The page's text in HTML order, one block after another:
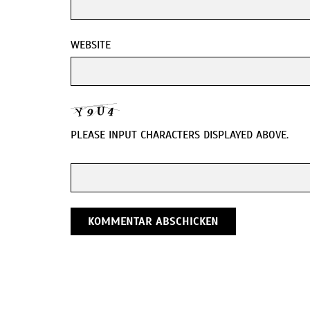
WEBSITE
PLEASE INPUT CHARACTERS DISPLAYED ABOVE.